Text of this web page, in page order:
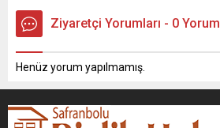
Ziyaretçi Yorumları - 0 Yorum
Henüz yorum yapılmamış.